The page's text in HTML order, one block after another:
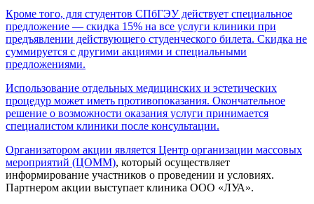
Кроме того, для студентов СПбГЭУ действует специальное
предложение — скидка 15% на все услуги клиники при
предъявлении действующего студенческого билета. Скидка не
суммируется с другими акциями и специальными
предложениями.
Использование отдельных медицинских и эстетических
процедур может иметь противопоказания. Окончательное
решение о возможности оказания услуги принимается
специалистом клиники после консультации.
Организатором акции является Центр организации массовых
мероприятий (ЦОММ), который осуществляет
информирование участников о проведении и условиях.
Партнером акции выступает клиника ООО «ЛУА».